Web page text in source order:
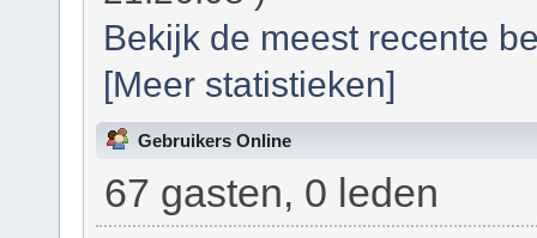
Bekijk de meest recente
[Meer statistieken]
Gebruikers Online
67 gasten, 0 leden